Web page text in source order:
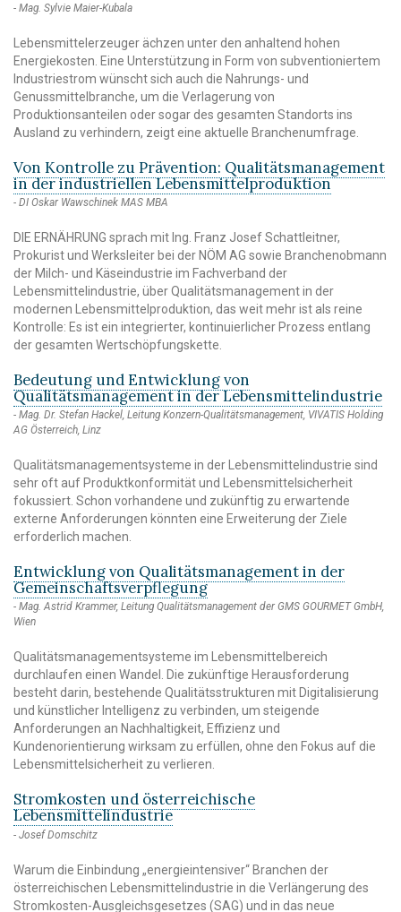
Mag. Sylvie Maier-Kubala
Lebensmittelerzeuger ächzen unter den anhaltend hohen
Energiekosten. Eine Unterstützung in Form von subventioniertem
Industriestrom wünscht sich auch die Nahrungs- und
Genussmittelbranche, um die Verlagerung von
Produktionsanteilen oder sogar des gesamten Standorts ins
Ausland zu verhindern, zeigt eine aktuelle Branchenumfrage.
Von Kontrolle zu Prävention: Qualitätsmanagement
in der industriellen Lebensmittelproduktion
DI Oskar Wawschinek MAS MBA
DIE ERNÄHRUNG sprach mit Ing. Franz Josef Schattleitner,
Prokurist und Werksleiter bei der NÖM AG sowie Branchenobmann
der Milch- und Käseindustrie im Fachverband der
Lebensmittelindustrie, über Qualitätsmanagement in der
modernen Lebensmittelproduktion, das weit mehr ist als reine
Kontrolle: Es ist ein integrierter, kontinuierlicher Prozess entlang
der gesamten Wertschöpfungskette.
Bedeutung und Entwicklung von
Qualitätsmanagement in der Lebensmittelindustrie
Mag. Dr. Stefan Hackel, Leitung Konzern-Qualitätsmanagement, VIVATIS Holding
AG Österreich, Linz
Qualitätsmanagementsysteme in der Lebensmittelindustrie sind
sehr oft auf Produktkonformität und Lebensmittelsicherheit
fokussiert. Schon vorhandene und zukünftig zu erwartende
externe Anforderungen könnten eine Erweiterung der Ziele
erforderlich machen.
Entwicklung von Qualitätsmanagement in der
Gemeinschaftsverpflegung
Mag. Astrid Krammer, Leitung Qualitätsmanagement der GMS GOURMET GmbH,
Wien
Qualitätsmanagementsysteme im Lebensmittelbereich
durchlaufen einen Wandel. Die zukünftige Herausforderung
besteht darin, bestehende Qualitätsstrukturen mit Digitalisierung
und künstlicher Intelligenz zu verbinden, um steigende
Anforderungen an Nachhaltigkeit, Effizienz und
Kundenorientierung wirksam zu erfüllen, ohne den Fokus auf die
Lebensmittelsicherheit zu verlieren.
Stromkosten und österreichische
Lebensmittelindustrie
Josef Domschitz
Warum die Einbindung „energieintensiver“ Branchen der
österreichischen Lebensmittelindustrie in die Verlängerung des
Stromkosten-Ausgleichsgesetzes (SAG) und in das neue